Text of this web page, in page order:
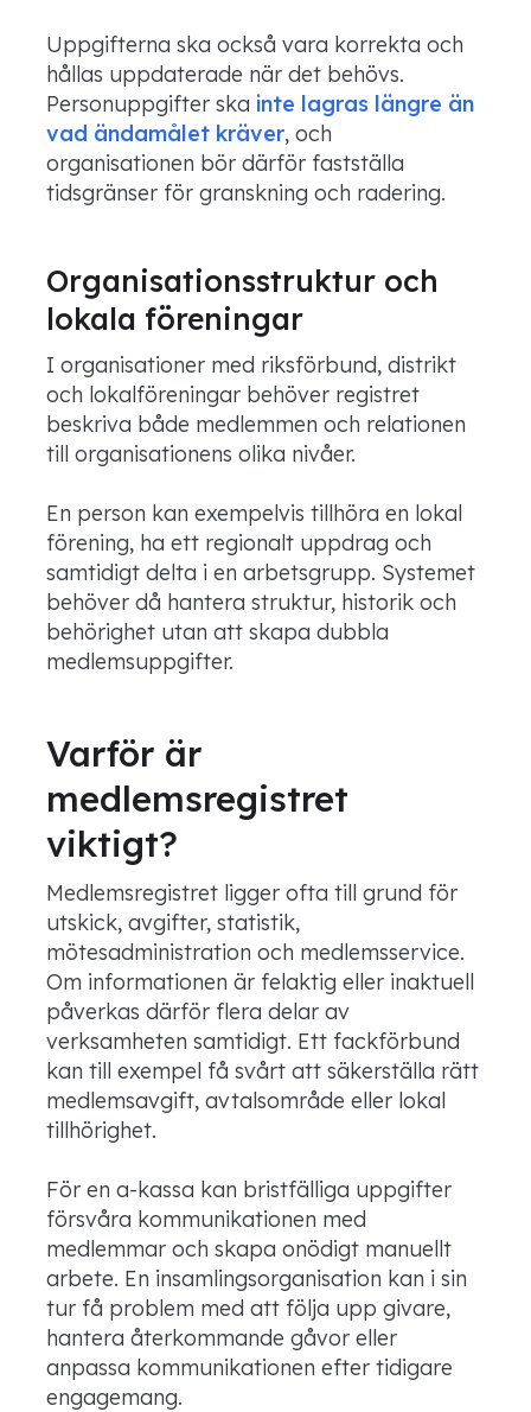
Uppgifterna ska också vara korrekta och
hållas uppdaterade när det behövs.
Personuppgifter ska inte lagras längre än
vad ändamålet kräver, och
organisationen bör därför fastställa
tidsgränser för granskning och radering.
Organisationsstruktur och
lokala föreningar
I organisationer med riksförbund, distrikt
och lokalföreningar behöver registret
beskriva både medlemmen och relationen
till organisationens olika nivåer.
En person kan exempelvis tillhöra en lokal
förening, ha ett regionalt uppdrag och
samtidigt delta i en arbetsgrupp. Systemet
behöver då hantera struktur, historik och
behörighet utan att skapa dubbla
medlemsuppgifter.
Varför är
medlemsregistret
viktigt?
Medlemsregistret ligger ofta till grund för
utskick, avgifter, statistik,
mötesadministration och medlemsservice.
Om informationen är felaktig eller inaktuell
påverkas därför flera delar av
verksamheten samtidigt. Ett fackförbund
kan till exempel få svårt att säkerställa rätt
medlemsavgift, avtalsområde eller lokal
tillhörighet.
För en a-kassa kan bristfälliga uppgifter
försvåra kommunikationen med
medlemmar och skapa onödigt manuellt
arbete. En insamlingsorganisation kan i sin
tur få problem med att följa upp givare,
hantera återkommande gåvor eller
anpassa kommunikationen efter tidigare
engagemang.